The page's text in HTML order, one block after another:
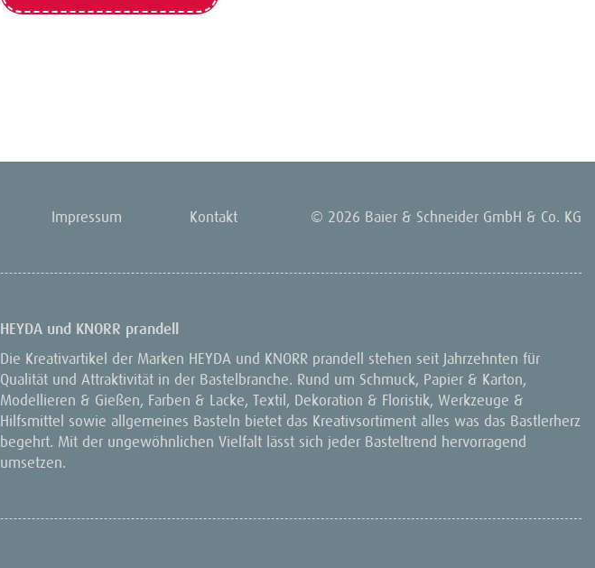
Impressum Kontakt © 2026 Baier & Schneider GmbH & Co. KG
HEYDA und KNORR prandell
Die Kreativartikel der Marken HEYDA und KNORR prandell stehen seit Jahrzehnten für
Qualität und Attraktivität in der Bastelbranche. Rund um Schmuck, Papier & Karton,
Modellieren & Gießen, Farben & Lacke, Textil, Dekoration & Floristik, Werkzeuge &
Hilfsmittel sowie allgemeines Basteln bietet das Kreativsortiment alles was das Bastlerherz
begehrt. Mit der ungewöhnlichen Vielfalt lässt sich jeder Basteltrend hervorragend
umsetzen.